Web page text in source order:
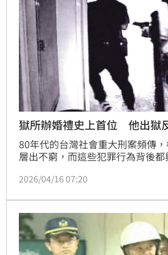
獄所辦婚禮史上首位 他出獄
80年代的台灣社會重大刑案頻傳
層出不窮，而這些犯罪行為背後
號、在黑白兩道有「軍火教父」之
2026/04/16 07:20